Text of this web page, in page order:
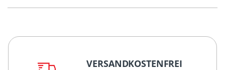
VERSANDKOSTENFREI